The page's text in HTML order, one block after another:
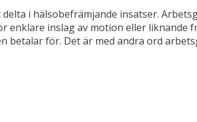
i hälsobefrämjande insatser.
enklare inslag av motion eller
för. Det är med andra ord